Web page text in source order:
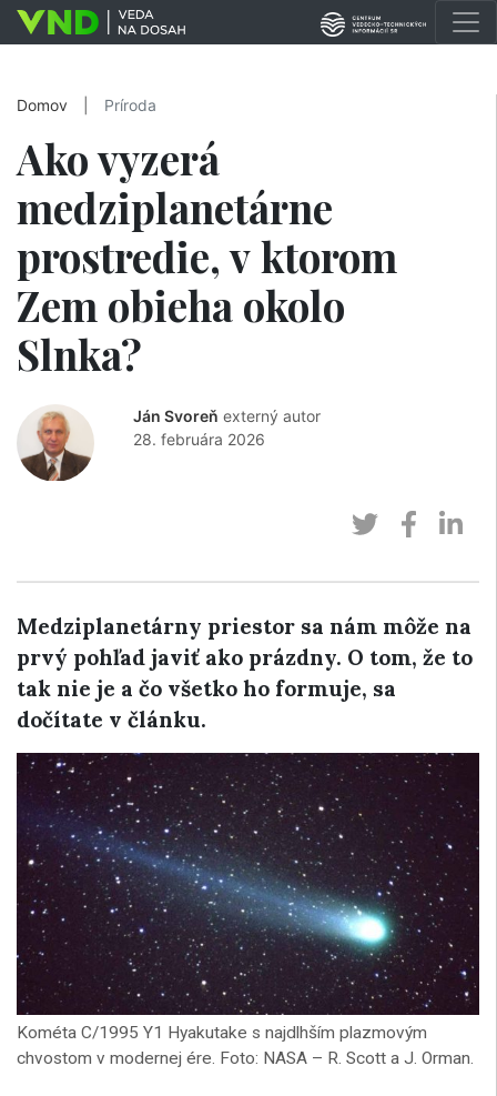
Domov Príroda
Ako vyzerá
medziplanetárne
prostredie, v ktorom
Zem obieha okolo
Slnka?
Ján Svoreň externý autor
28. februára 2026
Medziplanetárny priestor sa nám môže na
prvý pohľad javiť ako prázdny. O tom, že to
tak nie je a čo všetko ho formuje, sa
dočítate v článku.
Kométa C/1995 Y1 Hyakutake s najdlhším plazmovým
chvostom v modernej ére. Foto: NASA – R. Scott a J. Orman.